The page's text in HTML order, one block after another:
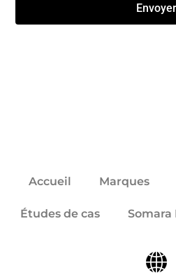
Envoyer
Accueil Marques
Études de cas Somara